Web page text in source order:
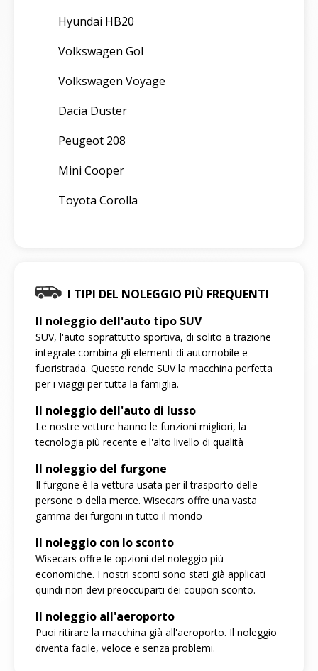
Hyundai HB20
Volkswagen Gol
Volkswagen Voyage
Dacia Duster
Peugeot 208
Mini Cooper
Toyota Corolla
I TIPI DEL NOLEGGIO PIÙ FREQUENTI
Il noleggio dell'auto tipo SUV
SUV, l'auto soprattutto sportiva, di solito a trazione
integrale combina gli elementi di automobile e
fuoristrada. Questo rende SUV la macchina perfetta
per i viaggi per tutta la famiglia.
Il noleggio dell'auto di lusso
Le nostre vetture hanno le funzioni migliori, la
tecnologia più recente e l'alto livello di qualità
Il noleggio del furgone
Il furgone è la vettura usata per il trasporto delle
persone o della merce. Wisecars offre una vasta
gamma dei furgoni in tutto il mondo
Il noleggio con lo sconto
Wisecars offre le opzioni del noleggio più
economiche. I nostri sconti sono stati già applicati
quindi non devi preoccuparti dei coupon sconto.
Il noleggio all'aeroporto
Puoi ritirare la macchina già all'aeroporto. Il noleggio
diventa facile, veloce e senza problemi.